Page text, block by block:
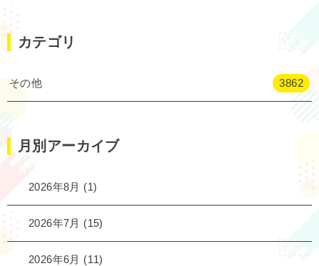
カテゴリ
その他 3862
月別アーカイブ
2026年8月 (1)
2026年7月 (15)
2026年6月 (11)